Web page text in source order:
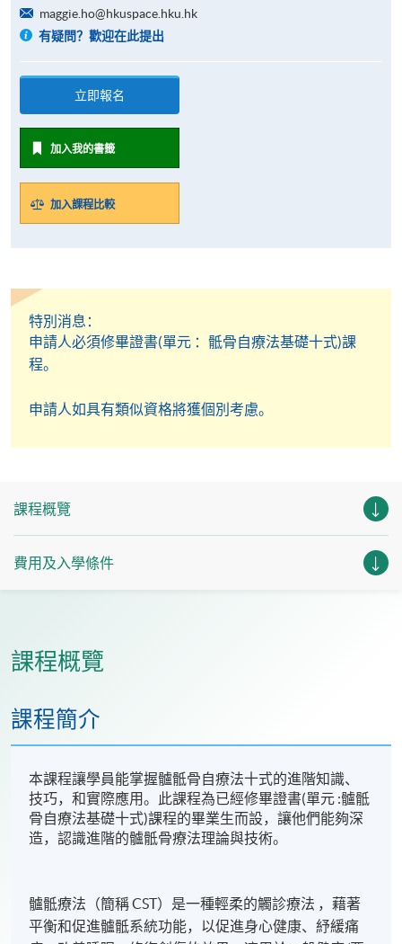
maggie.ho@hkuspace.hku.hk
有疑問？歡迎在此提出
立即報名
加入我的書籤
加入課程比較
特別消息：
申請人必須修畢證書(單元 ：骶骨自療法基礎十式)課
程。
申請人如具有類似資格將獲個別考慮。
課程概覽
費用及入學條件
課程概覽
課程簡介
本課程讓學員能掌握髗骶骨自療法十式的進階知識、
技巧，和實際應用。此課程為已經修畢證書(單元 :髗骶
骨自療法基礎十式)課程的畢業生而設，讓他們能夠深
造，認識進階的髗骶骨療法理論與技術。
髗骶療法（簡稱 CST）是一種輕柔的觸診療法 ，藉著
平衡和促進髗骶系統功能，以促進身心健康、紓緩痛